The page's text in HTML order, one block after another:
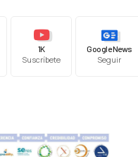
1K
Suscríbete
Google News
Seguir